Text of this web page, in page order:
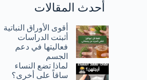
أحدث المقالات
أقوى الأوراق النباتية
أثبتت الدراسات
فعاليتها في دعم
الجسم
لماذا تضع النساء
ساقاً على أخرى؟